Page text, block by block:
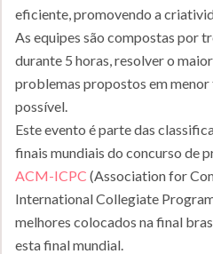
eficiente, promovendo a
As equipes são compostas por
durante 5 horas, resolver o
problemas propostos em
possível.
Este evento é parte das
finais mundiais do concurso de
ACM-ICPC (Association for
International Collegiate
melhores colocados na final
esta final mundial.